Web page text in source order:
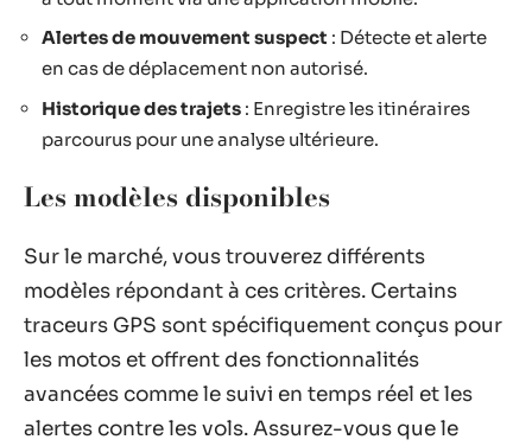
Alertes de mouvement suspect : Détecte et alerte
en cas de déplacement non autorisé.
Historique des trajets : Enregistre les itinéraires
parcourus pour une analyse ultérieure.
Les modèles disponibles
Sur le marché, vous trouverez différents
modèles répondant à ces critères. Certains
traceurs GPS sont spécifiquement conçus pour
les motos et offrent des fonctionnalités
avancées comme le suivi en temps réel et les
alertes contre les vols. Assurez-vous que le